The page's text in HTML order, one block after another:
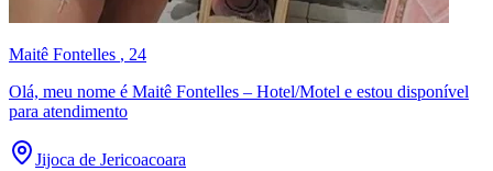
Maitê Fontelles , 24
Olá, meu nome é Maitê Fontelles – Hotel/Motel e estou disponível
para atendimento
Jijoca de Jericoacoara